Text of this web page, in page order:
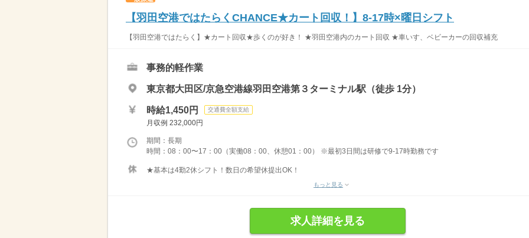
【羽田空港ではたらくCHANCE★カート回収！】8-17時×曜日シフト
【羽田空港ではたらく】★カート回収★歩くのが好き！ ★羽田空港内のカート回収 ★車いす、ベビーカーの回収補充
事務的軽作業
東京都大田区/京急空港線羽田空港第３ターミナル駅（徒歩 1分）
時給1,450円 交通費全額支給
月収例 232,000円
期間：長期
時間：08：00〜17：00（実働08：00、休憩01：00） ※最初3日間は研修で9-17時勤務です
★基本は4勤2休シフト！数日の希望休提出OK！
もっと見る
求人詳細を見る